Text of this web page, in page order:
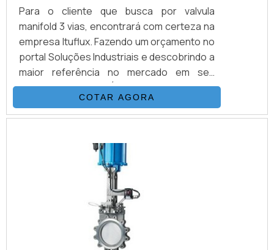
Para o cliente que busca por valvula
manifold 3 vias, encontrará com certeza na
empresa Ituflux. Fazendo um orçamento no
portal Soluções Industriais e descobrindo a
maior referência no mercado em seu
próprio segmento.É importante lembrar
que o produto deve sempre ser adquirido
com empresas especializadas no
garantir a qualidade e durabilidade dos
materiais, além de evitar prejuízos com
substituições frequentes de peças
defeituosas. Assim, é possível poupar
gastos desnecessários.MAIS DETALHES
INTERESSANTES SOBRE VALVULA
MANIFOLD 3 VIASQuem quer achar valvula
COTAR AGORA